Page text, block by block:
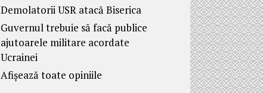
Demolatorii USR atacă Biserica
Guvernul trebuie să facă publice
ajutoarele militare acordate
Ucrainei
Afișează toate opiniile